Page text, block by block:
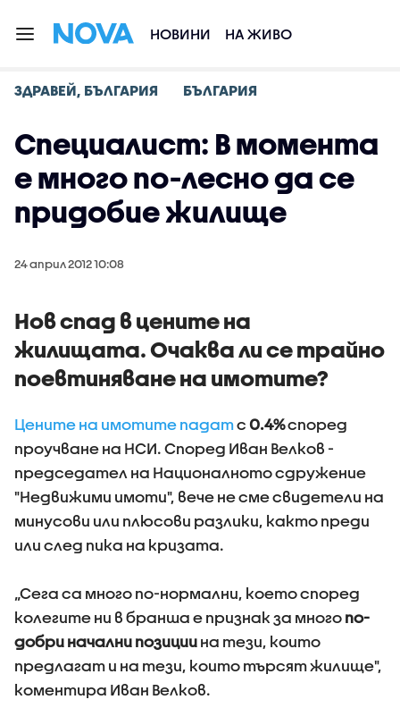
НОВИНИ НА ЖИВО
ЗДРАВЕЙ, БЪЛГАРИЯ БЪЛГАРИЯ
Специалист: В момента
е много по-лесно да се
придобие жилище
24 април 2012 10:08
Нов спад в цените на
жилищата. Очаква ли се трайно
поевтиняване на имотите?
Цените на имотите падатс 0.4%според
проучване на НСИ. Според Иван Велков -
председател на Националното сдружение
"Недвижими имоти", вече не сме свидетели на
минусови или плюсови разлики, както преди
или след пика на кризата.
„Сега са много по-нормални, което според
колегите ни в бранша е признак за много по-
добри начални позиции на тези, които
предлагат и на тези, които търсят жилище",
коментира Иван Велков.